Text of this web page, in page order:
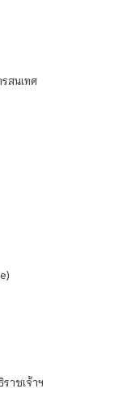
สนเทศ
าชเจ้าฯ